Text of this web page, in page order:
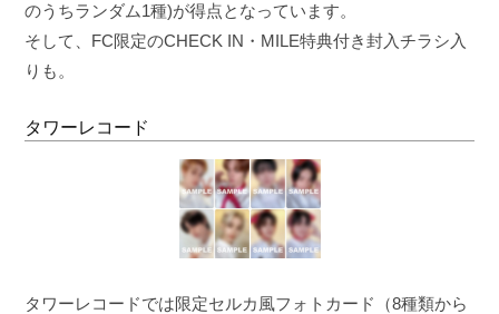
のうちランダム1種)が得点となっています。
そして、FC限定のCHECK IN・MILE特典付き封入チラシ入
りも。
タワーレコード
タワーレコードでは限定セルカ風フォトカード（8種類から